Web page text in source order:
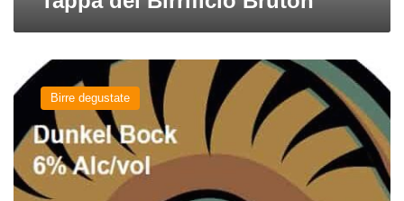
Abigeato
del
birrificio
Brùton
Birre degustate